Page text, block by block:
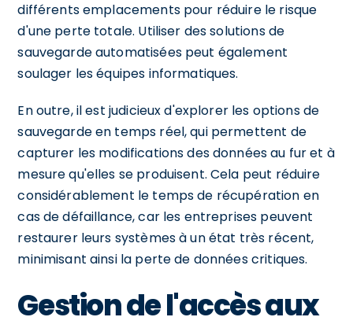
différents emplacements pour réduire le risque
d'une perte totale. Utiliser des solutions de
sauvegarde automatisées peut également
soulager les équipes informatiques.
En outre, il est judicieux d'explorer les options de
sauvegarde en temps réel, qui permettent de
capturer les modifications des données au fur et à
mesure qu'elles se produisent. Cela peut réduire
considérablement le temps de récupération en
cas de défaillance, car les entreprises peuvent
restaurer leurs systèmes à un état très récent,
minimisant ainsi la perte de données critiques.
Gestion de l'accès aux